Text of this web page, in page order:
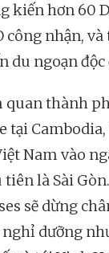
kiến hơn 60
công nhận,
du ngoạn độc
quan thành
tại Cambodia,
Nam vào
là Sài
sẽ dừng
nghỉ dưỡng